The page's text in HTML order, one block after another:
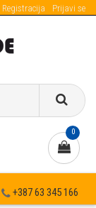
Registracija Prijavi se
0
+387 63 345 166